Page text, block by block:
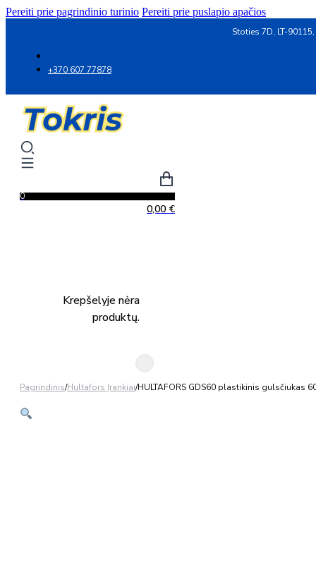
Pereiti prie pagrindinio turinio Pereiti prie puslapio apačios
Stoties 7D, LT-
+370 607 77878
0
0,00 €
Krepšelyje nėra
produktų.
Pagrindinis/Hultafors Įrankiai/HULTAFORS GDS60 plastikinis gulsčiukas